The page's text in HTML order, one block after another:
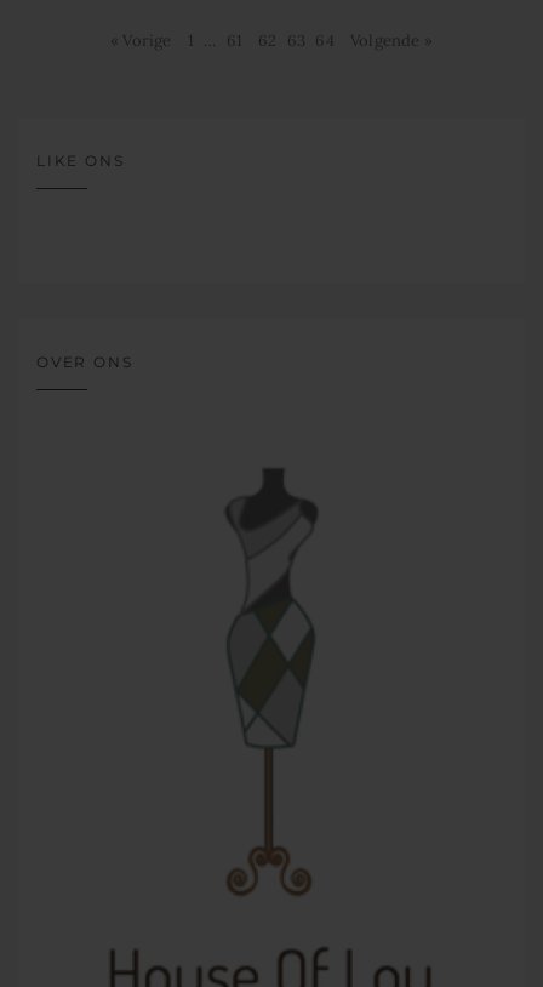
« Vorige 1 … 61 62 63 64 Volgende »
LIKE ONS
OVER ONS